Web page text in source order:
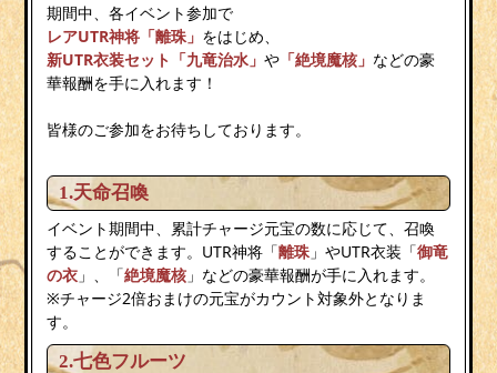
期間中、各イベント参加で
レアUTR神将「離珠」 をはじめ、
新UTR衣装セット「九竜治水」や 「絶境魔核」 などの豪
華報酬を手に入れます！
皆様のご参加をお待ちしております。
1.天命召喚
イベント期間中、累計チャージ元宝の数に応じて、召喚
することができます。UTR神将「離珠 」やUTR衣装「御竜
の衣 」、「絶境魔核 」などの豪華報酬が手に入れます。
※チャージ2倍おまけの元宝がカウント対象外となりま
す。
2.七色フルーツ